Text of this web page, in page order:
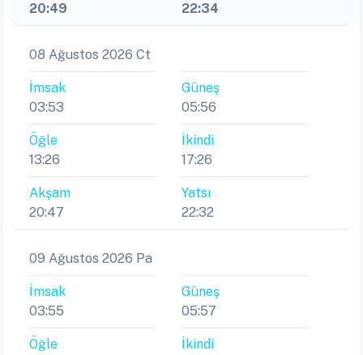
20:49
22:34
08 Ağustos 2026 Ct
İmsak
03:53
Güneş
05:56
Öğle
13:26
İkindi
17:26
Akşam
20:47
Yatsı
22:32
09 Ağustos 2026 Pa
İmsak
03:55
Güneş
05:57
Öğle
İkindi